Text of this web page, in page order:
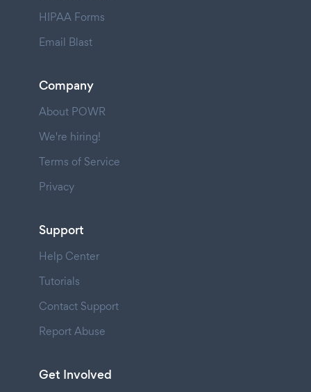
HIPAA Forms
Email Blast
Company
About POWR
We're hiring!
Terms of Service
Privacy
Support
Help Center
Tutorials
Contact Support
Report Abuse
Get Involved